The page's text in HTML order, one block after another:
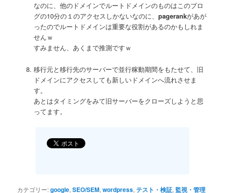
なのに、他のドメインでルートドメインのものはこのブロ
グの10分の１のアクセスしかないなのに、 pagerankがあが
ったのでルートドメインは重要な役割があるのかもしれま
せんｗ
すみません、あくまで推測ですｗ
移行元と移行先のサーバーで並行稼動期間をもたせて、旧
ドメインにアクセスしても新しいドメインへ流れさせま
す。
あとはタイミングをみて旧サーバーをクローズしようと思
ってます。
カテゴリー:google,SEO/SEM,wordpress,テスト・検証, 監視・管理